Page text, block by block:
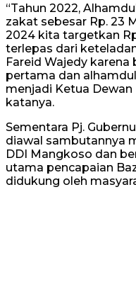
“Tahun 2022,
zakat sebesar Rp. 23
2024 kita targetkan
terlepas dari
Fareid Wajedy karena
pertama dan
menjadi Ketua Dewan
katanya.
Sementara Pj.
diawal sambutannya
DDI Mangkoso dan
utama pencapaian
didukung oleh